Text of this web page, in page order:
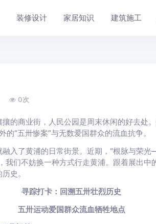
装修设计 家居知识 建筑施工
0次
的商业街，人民公园是周末休闲的好去处
“五卅惨案”与无数爱国群众的流血抗争。
入了黄浦的日常街景。近期，“根脉与荣
我们不妨换一种方式行走黄浦。跟着展出中
史。
寻踪打卡：回溯五卅壮烈历史
五卅运动爱国群众流血牺牲地点